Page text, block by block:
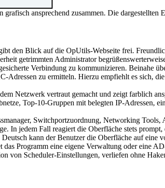
ansprechend zusammen. Die dargestellten
den Blick auf die OpUtils-Webseite frei.
getrimmten Administrator
Verbindung zu kommunizieren. Beinahe
zu ermitteln. Hierzu empfiehlt es sich,
Netzwerk vertraut gemacht und zeigt farblich
Top-10-Gruppen mit belegten IP-Adressen,
Switchportzuordnung, Networking
jedem Fall reagiert die Oberfläche stets
kann der Benutzer die Oberfläche auf eine
Programm eine eigene Verwaltung oder eine
von Scheduler-Einstellungen, verliefen ohne